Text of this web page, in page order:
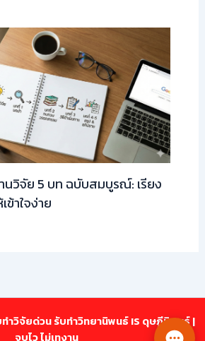
นวิจัย 5 บท ฉบับสมบูรณ์: เรียง
าใจง่าย
ำวิจัยด่วน รับทำวิทยานิพนธ์ IS ดุษฎีนิพนธ์ |
จบไว ไม่เทงาน